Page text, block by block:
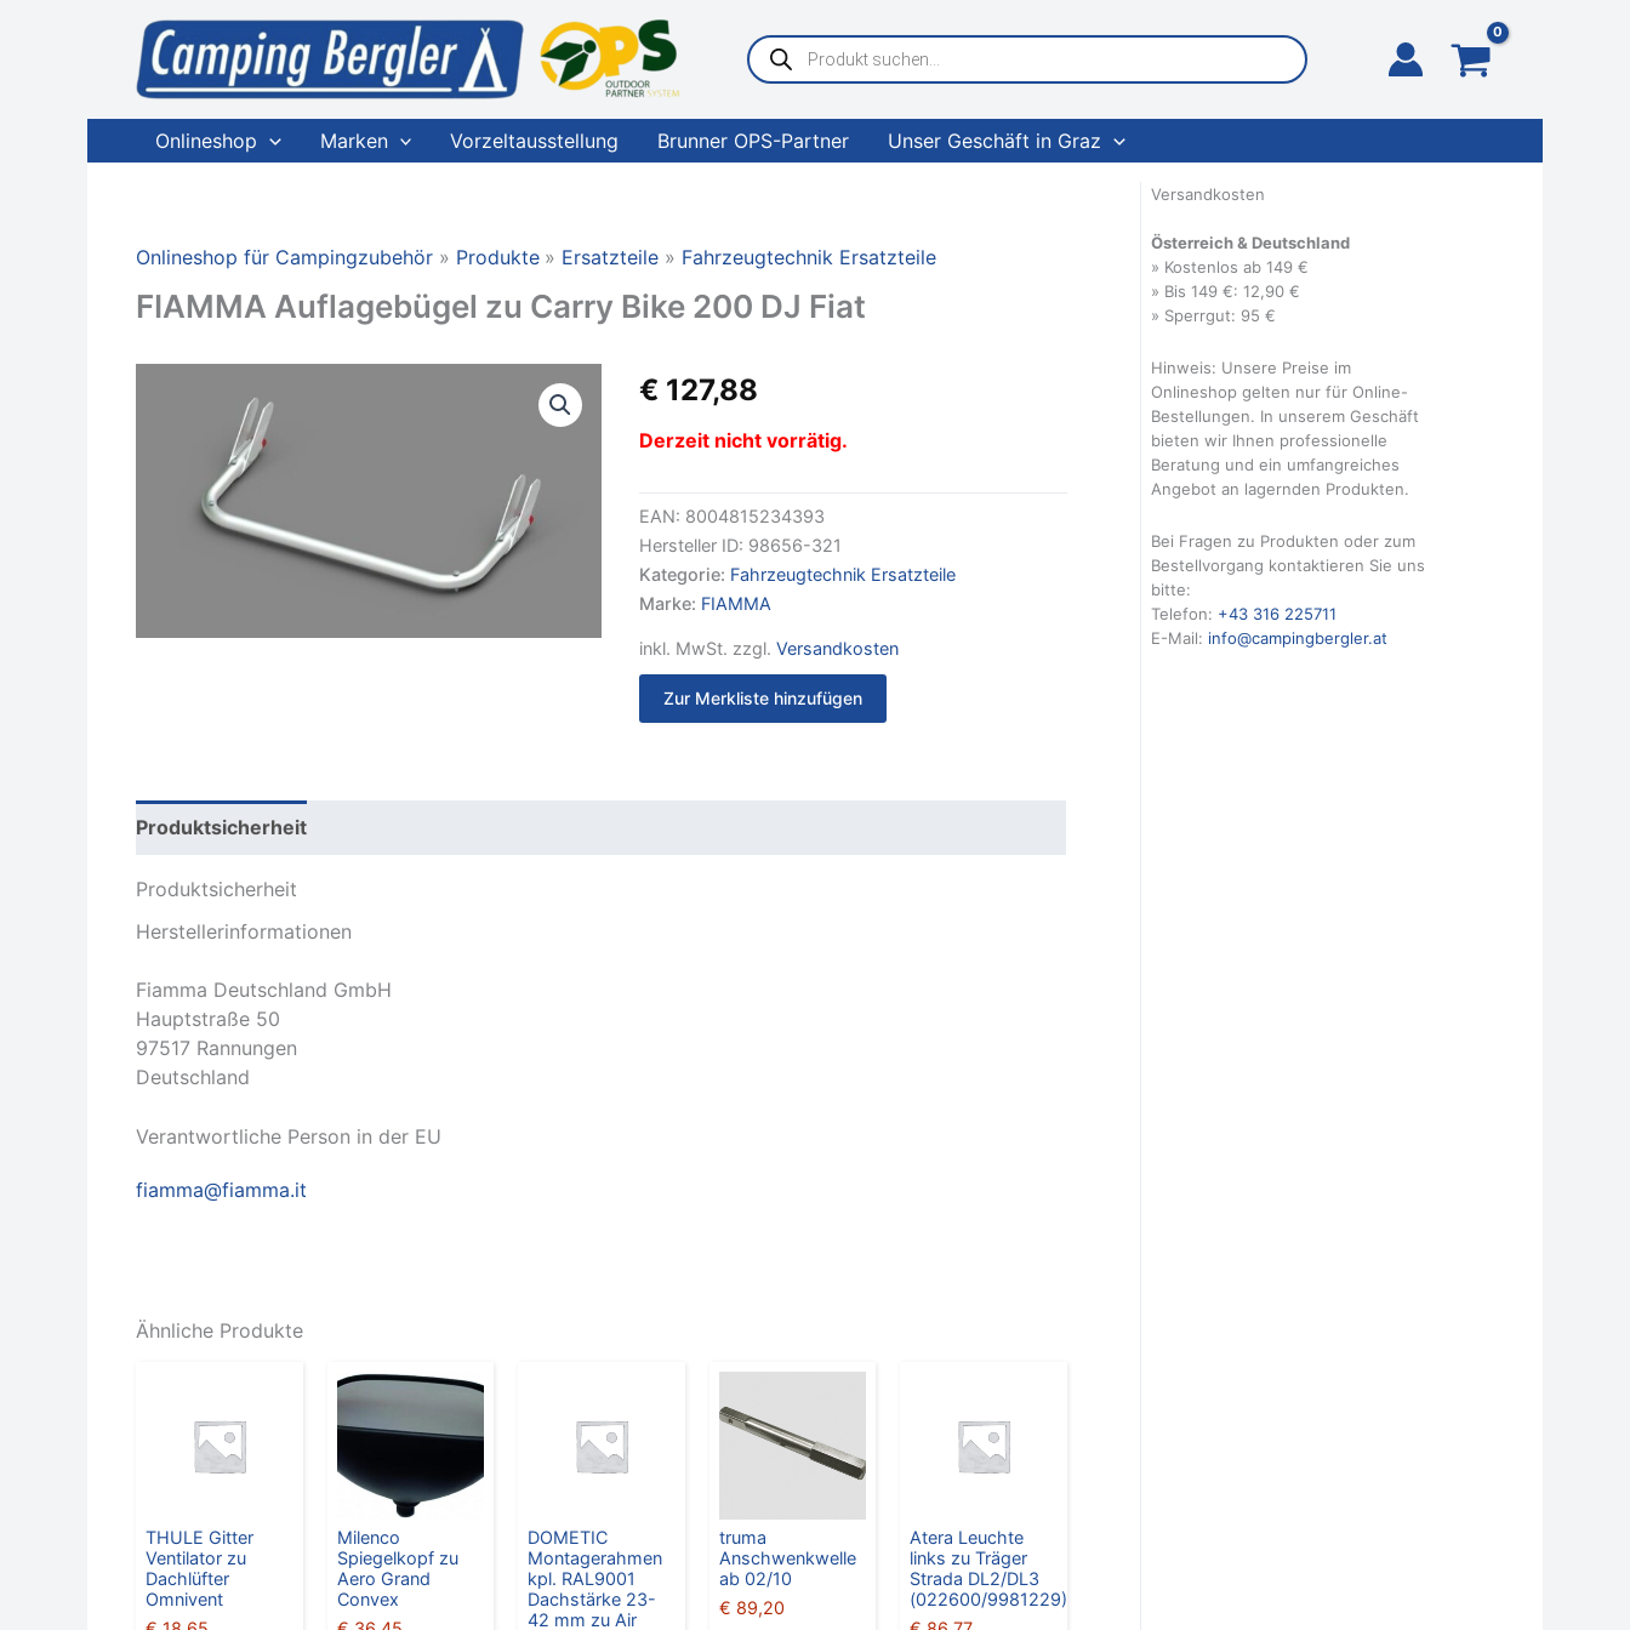
Products
search
Onlineshop Marken Vorzeltausstellung Brunner OPS-Partner Unser Geschäft in Graz
Onlineshop für Campingzubehör Produkte Ersatzteile Fahrzeugtechnik Ersatzteile
FIAMMA Auflagebügel zu Carry Bike 200 DJ Fiat
€ 127,88
Derzeit nicht vorrätig.
EAN: 8004815234393
Hersteller ID: 98656-321
Kategorie: Fahrzeugtechnik Ersatzteile
Marke: FIAMMA
inkl. MwSt. zzgl. Versandkosten
Zur Merkliste hinzufügen
Produktsicherheit
Produktsicherheit
Herstellerinformationen
Fiamma Deutschland GmbH
Hauptstraße 50
97517 Rannungen
Deutschland
Verantwortliche Person in der EU
fiamma@fiamma.it
Ähnliche Produkte
THULE Gitter
Ventilator zu
Dachlüfter
Omnivent
Milenco
Spiegelkopf zu
Aero Grand
Convex
DOMETIC
Montagerahmen
kpl. RAL9001
Dachstärke 23-
42 mm zu Air
truma
Anschwenkwelle
ab 02/10
€ 89,20
Atera Leuchte
links zu Träger
Strada DL2/DL3
(022600/9981229)
Versandkosten
Österreich & Deutschland
» Kostenlos ab 149 €
» Bis 149 €: 12,90 €
» Sperrgut: 95 €
Hinweis: Unsere Preise im
Onlineshop gelten nur für Online-
Bestellungen. In unserem Geschäft
bieten wir Ihnen professionelle
Beratung und ein umfangreiches
Angebot an lagernden Produkten.
Bei Fragen zu Produkten oder zum
Bestellvorgang kontaktieren Sie uns
bitte:
Telefon: +43 316 225711
E-Mail: info@campingbergler.at